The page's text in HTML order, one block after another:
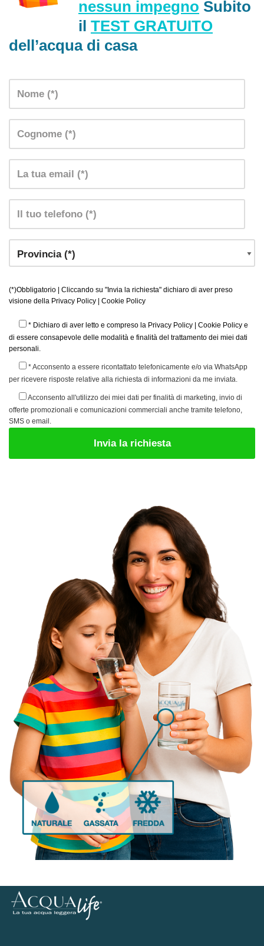
nessun impegno Subito
il TEST GRATUITO
dell’acqua di casa
(*)Obbligatorio | Cliccando su "Invia la richiesta" dichiaro di aver preso
visione della Privacy Policy Cookie Policy
* Dichiaro di aver letto e compreso la Privacy Policy Cookie Policy e
di essere consapevole delle modalità e finalità del trattamento dei miei dati
personali.
* Acconsento a essere ricontattato telefonicamente e/o via WhatsApp
per ricevere risposte relative alla richiesta di informazioni da me inviata.
Acconsento all'utilizzo dei miei dati per finalità di marketing, invio di
offerte promozionali e comunicazioni commerciali anche tramite telefono,
SMS o email.